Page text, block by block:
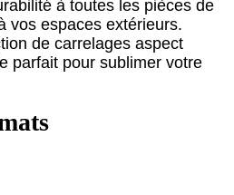
à toutes les pièces de
vos espaces extérieurs.
de carrelages aspect
parfait pour sublimer votre